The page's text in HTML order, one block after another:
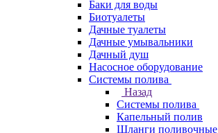
Баки для воды
Биотуалеты
Дачные туалеты
Дачные умывальники
Дачный душ
Насосное оборудование
Системы полива
Назад
Системы полива
Капельный полив
Шланги поливочные